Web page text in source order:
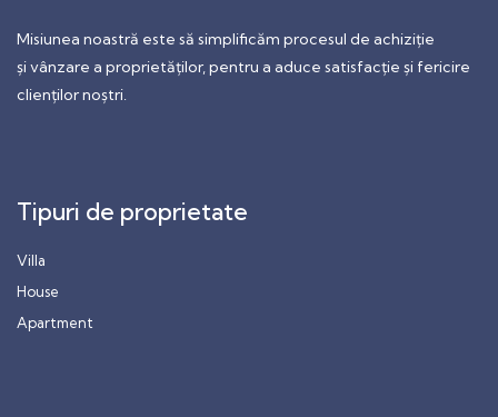
Misiunea noastră este să simplificăm procesul de achiziție
și vânzare a proprietăților, pentru a aduce satisfacție și fericire
clienților noștri.
Tipuri de proprietate
Villa
House
Apartment